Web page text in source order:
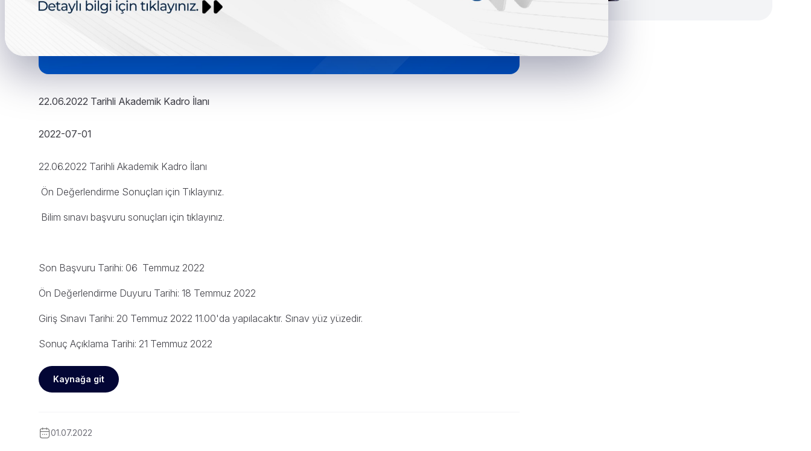
22.06.2022 Tarihli Akademik Kadro İlanı
2022-07-01
22.06.2022 Tarihli Akademik Kadro İlanı
Ön Değerlendirme Sonuçları için Tıklayınız.
Bilim sınavı başvuru sonuçları için tıklayınız.
Son Başvuru Tarihi: 06 Temmuz 2022
Ön Değerlendirme Duyuru Tarihi: 18 Temmuz 2022
Giriş Sınavı Tarihi: 20 Temmuz 2022 11.00'da yapılacaktır. Sınav yüz yüzedir.
Sonuç Açıklama Tarihi: 21 Temmuz 2022
Kaynağa git
01.07.2022